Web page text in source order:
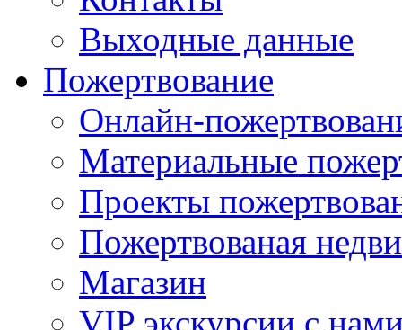
Выходные данные
Пожертвование
Онлайн-
Материальные
Проекты
Пожертвованая
Магазин